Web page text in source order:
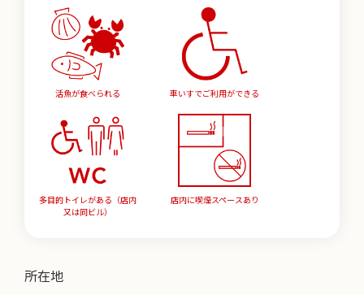
活魚が食べられる 車いすでご利用ができる
多目的トイレがある（店内
又は同ビル）
店内に喫煙スペースあり
所在地